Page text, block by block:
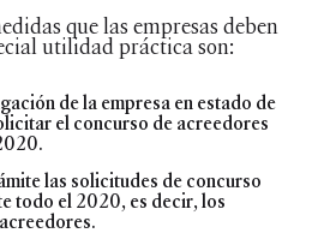
que las empresas deben
utilidad práctica son:
de la empresa en estado de
el concurso de acreedores
las solicitudes de concurso
todo el 2020, es decir, los